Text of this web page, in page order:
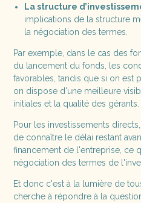
La structure
implications de la structure
la négociation des termes.
Par exemple, dans le cas des
du lancement du fonds, les
favorables, tandis que si on est
on dispose d'une meilleure
initiales et la qualité des gérants.
Pour les investissements
de connaître le délai restant
financement de l'entreprise, ce
négociation des termes de
Et donc c'est à la lumière de
cherche à répondre à la